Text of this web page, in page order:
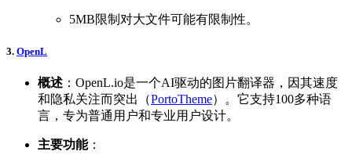
5MB限制对大文件可能有限制性。
3. OpenL
概述 ：OpenL.io是一个AI驱动的图片翻译器，因其速度
和隐私关注而突出（PortoTheme）。它支持100多种语
言，专为普通用户和专业用户设计。
主要功能：